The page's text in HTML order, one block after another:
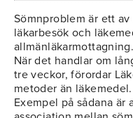
Sömnproblem är ett
läkarbesök och
allmänläkarmottagning.
När det handlar om
tre veckor, förordar
metoder än läkemedel.
Exempel på sådana är